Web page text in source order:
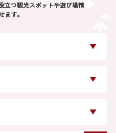
立つ観光スポットや遊び場情
ます。